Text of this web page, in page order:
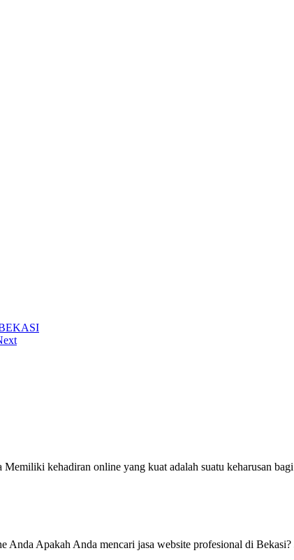
kehadiran online yang kuat adalah suatu keharusan
Anda Apakah Anda mencari jasa website profesional di